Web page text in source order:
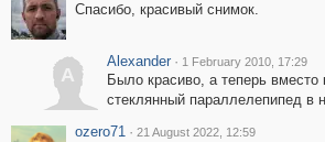
Спасибо, красивый снимок.
A
Alexander · 1 February 2010, 17:29
Было красиво, а теперь вместо
стеклянный параллелепипед в
ozero71 · 21 August 2022, 12:59